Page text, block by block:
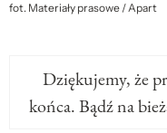
fot. Materiały prasowe / Apart
Dziękujemy, że
końca. Bądź na